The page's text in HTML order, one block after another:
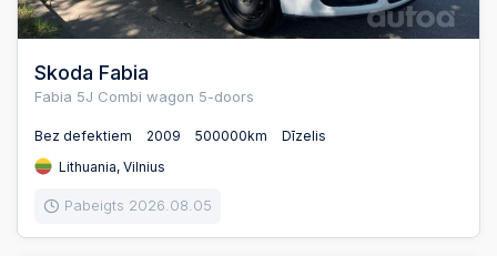
Skoda Fabia
Fabia 5J Combi wagon 5-doors
Bez defektiem 2009 500000km
Dīzelis
Lithuania, Vilnius
Pabeigts 2026.08.05